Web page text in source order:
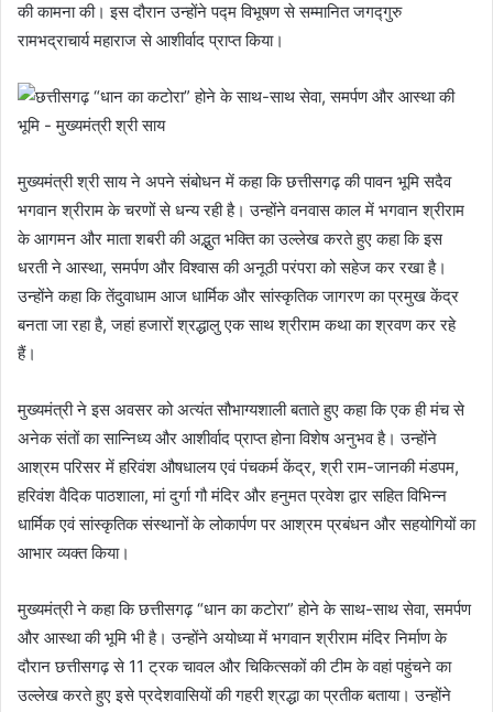
की कामना की। इस दौरान उन्होंने पद्म विभूषण से सम्मानित जगद्गुरु
रामभद्राचार्य महाराज से आशीर्वाद प्राप्त किया।
मुख्यमंत्री श्री साय ने अपने संबोधन में कहा कि छत्तीसगढ़ की पावन भूमि सदैव
भगवान श्रीराम के चरणों से धन्य रही है। उन्होंने वनवास काल में भगवान श्रीराम
के आगमन और माता शबरी की अद्भुत भक्ति का उल्लेख करते हुए कहा कि इस
धरती ने आस्था, समर्पण और विश्वास की अनूठी परंपरा को सहेज कर रखा है।
उन्होंने कहा कि तेंदुवाधाम आज धार्मिक और सांस्कृतिक जागरण का प्रमुख केंद्र
बनता जा रहा है, जहां हजारों श्रद्धालु एक साथ श्रीराम कथा का श्रवण कर रहे
हैं।
मुख्यमंत्री ने इस अवसर को अत्यंत सौभाग्यशाली बताते हुए कहा कि एक ही मंच से
अनेक संतों का सान्निध्य और आशीर्वाद प्राप्त होना विशेष अनुभव है। उन्होंने
आश्रम परिसर में हरिवंश औषधालय एवं पंचकर्म केंद्र, श्री राम-जानकी मंडपम,
हरिवंश वैदिक पाठशाला, मां दुर्गा गौ मंदिर और हनुमत प्रवेश द्वार सहित विभिन्न
धार्मिक एवं सांस्कृतिक संस्थानों के लोकार्पण पर आश्रम प्रबंधन और सहयोगियों का
आभार व्यक्त किया।
मुख्यमंत्री ने कहा कि छत्तीसगढ़ “धान का कटोरा” होने के साथ-साथ सेवा, समर्पण
और आस्था की भूमि भी है। उन्होंने अयोध्या में भगवान श्रीराम मंदिर निर्माण के
दौरान छत्तीसगढ़ से 11 ट्रक चावल और चिकित्सकों की टीम के वहां पहुंचने का
उल्लेख करते हुए इसे प्रदेशवासियों की गहरी श्रद्धा का प्रतीक बताया। उन्होंने